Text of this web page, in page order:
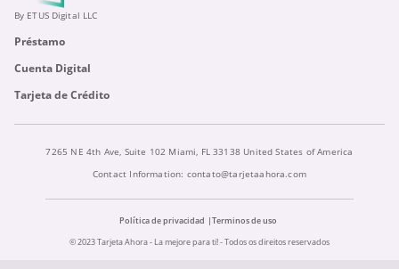
By ETUS Digital LLC
Préstamo
Cuenta Digital
Tarjeta de Crédito
7265 NE 4th Ave, Suite 102 Miami, FL 33138 United States of America
Contact Information: contato@tarjetaahora.com
Política de privacidad
Terminos de uso
© 2023 Tarjeta Ahora - La mejore para ti! - Todos os direitos reservados